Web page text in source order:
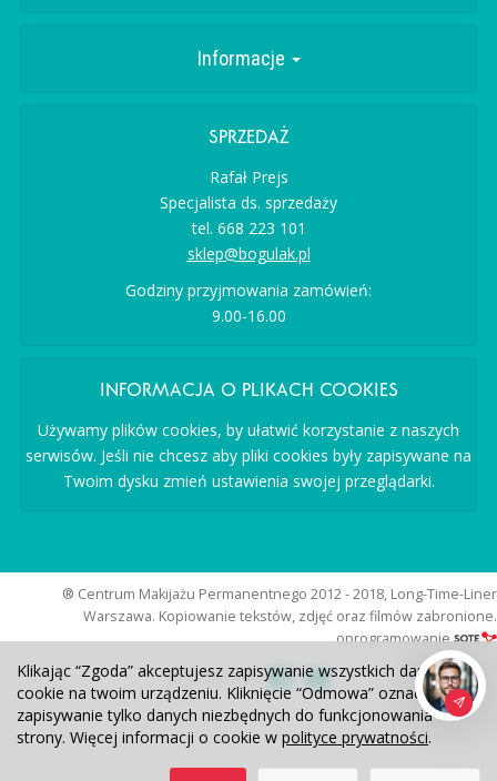
Informacje
SPRZEDAŻ
Rafał Prejs
Specjalista ds. sprzedaży
tel. 668 223 101
sklep@bogulak.pl
Godziny przyjmowania zamówień:
9.00-16.00
INFORMACJA O PLIKACH COOKIES
Używamy plików cookies, by ułatwić korzystanie z naszych
serwisów. Jeśli nie chcesz aby pliki cookies były zapisywane na
Twoim dysku zmień ustawienia swojej przeglądarki.
® Centrum Makijażu Permanentnego 2012 - 2018, Long-Time-Liner
Warszawa. Kopiowanie tekstów, zdjęć oraz filmów zabronione.
oprogramowanie
Obserwuj nas:
Klikając “Zgoda” akceptujesz zapisywanie wszystkich danych
cookie na twoim urządzeniu. Kliknięcie “Odmowa” oznacza
zapisywanie tylko danych niezbędnych do funkcjonowania
strony. Więcej informacji o cookie w polityce prywatności.